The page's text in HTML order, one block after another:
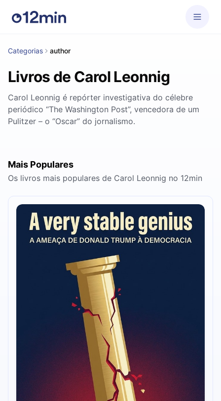
Categorias author
Livros de Carol Leonnig
Carol Leonnig é repórter investigativa do célebre
periódico “The Washington Post”, vencedora de um
Pulitzer – o “Oscar” do jornalismo.
Mais Populares
Os livros mais populares de Carol Leonnig no 12min